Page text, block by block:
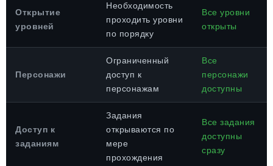
Открытие
уровней
Необходимость
проходить уровни
по порядку
Все уровни
открыты
Персонажи
Ограниченный
доступ к
персонажам
Все
персонажи
доступны
Доступ к
заданиям
Задания
открываются по
мере
прохождения
Все задания
доступны
сразу